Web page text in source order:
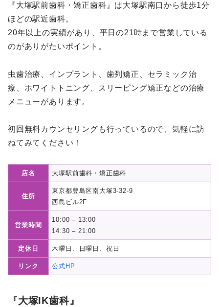
『大塚駅前歯科・矯正歯科』は大塚駅南口から徒歩1分
ほどの駅近歯科。
20年以上の実績があり、平日の21時まで営業している
のがありがたいポイント。
虫歯治療、インプラント、歯列矯正、セラミック治
療、ホワイトトニング、スリーピング矯正などの治療
メニューがあります。
初回無料カウンセリングも行っているので、気軽に訪
ねてみてください！
店名 大塚駅前歯科・矯正歯科
住所
東京都豊島区南大塚3-32-9
西島ビル2F
営業時間
10:00 – 13:00
14:30 – 21:00
定休日 木曜日、日曜日、祝日
リンク 公式HP
『大塚IK歯科』